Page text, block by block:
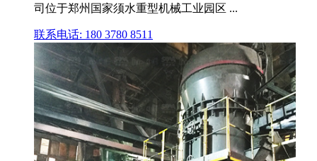
司位于郑州国家须水重型机械工业园区 ...
联系电话: 180 3780 8511